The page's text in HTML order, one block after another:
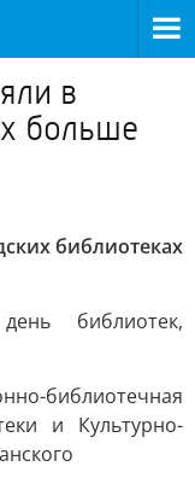
в
больше
библиотеках
библиотек,
библиотечная
и Культурно-